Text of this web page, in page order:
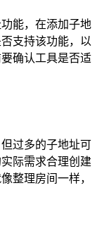
能，在添加子地
支持该功能，以
确认工具是否适
过多的子地址可
际需求合理创建
整理房间一样，